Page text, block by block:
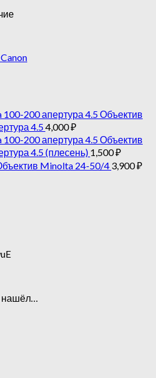
Объектив
4.54,000₽
Объектив
4.5 (плесень) 1,500₽
Minolta 24-50/4 3,900₽
нашёл…